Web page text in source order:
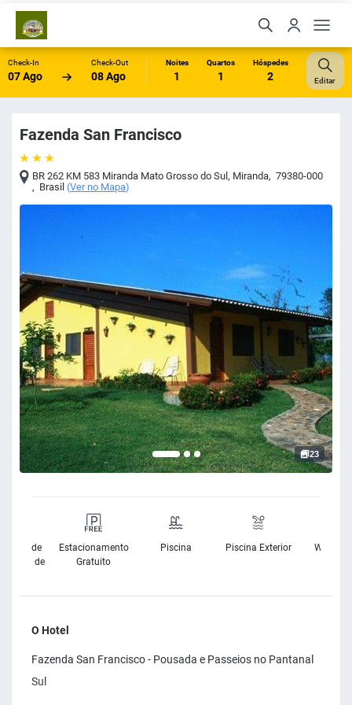
Check-In
07 Ago
Check-Out
08 Ago
Noites
1
Quartos
1
Hóspedes
2 Editar
Fazenda San Francisco
BR 262 KM 583 Miranda Mato Grosso do Sul, Miranda, 79380-000
, Brasil (Ver no Mapa)
23
de
Estacionamento
Gratuito
Piscina Piscina Exterior Wifi
O Hotel
Fazenda San Francisco - Pousada e Passeios no Pantanal
Sul